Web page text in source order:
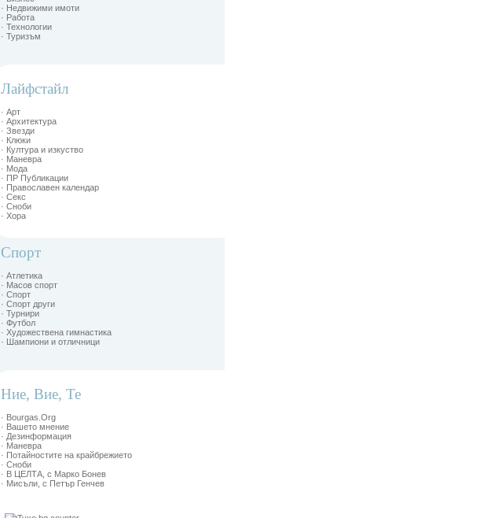
· Недвижими имоти
· Работа
· Технологии
· Туризъм
Лайфстайл
· Арт
· Архитектура
· Звезди
· Клюки
· Култура и изкуство
· Маневра
· Мода
· ПР Публикации
· Православен календар
· Секс
· Сноби
· Хора
Спорт
· Атлетика
· Масов спорт
· Спорт
· Спорт други
· Турнири
· Футбол
· Художествена гимнастика
· Шампиони и отличници
Ние, Вие, Те
· Bourgas.Org
· Вашето мнение
· Дезинформация
· Маневра
· Потайностите на крайбрежието
· Сноби
· В ЦЕЛТА, с Марко Бонев
· Мисъли, с Петър Генчев